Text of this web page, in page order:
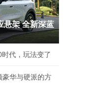
悬架 全新深蓝
时代，玩法变了
豪华与硬派的方